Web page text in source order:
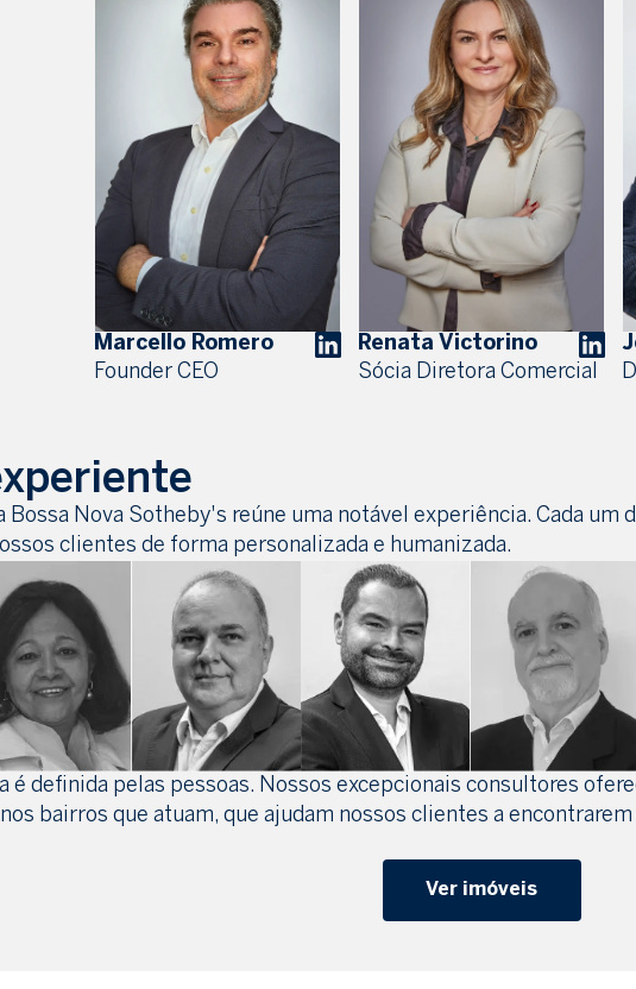
Marcello Romero
Founder CEO
Renata Victorino
Sócia Diretora Comercial
Bossa Nova Sotheby's reúne uma notável experiência. Cada um
clientes de forma personalizada e humanizada.
é definida pelas pessoas. Nossos excepcionais consultores
bairros que atuam, que ajudam nossos clientes a
Ver imóveis